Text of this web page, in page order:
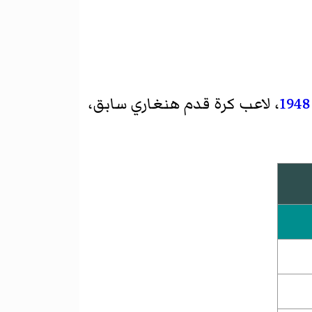
1948، لاعب كرة قدم هنغاري سابق،